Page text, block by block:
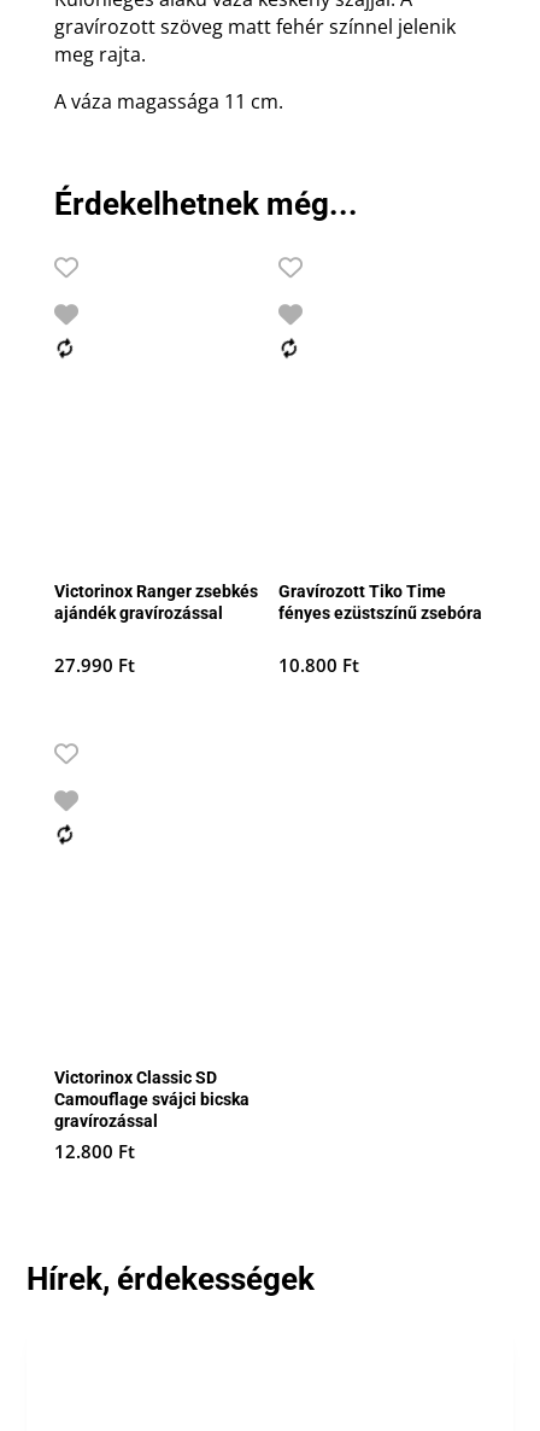
gravírozott szöveg matt fehér színnel jelenik
meg rajta.
A váza magassága 11 cm.
Érdekelhetnek még...
Victorinox Ranger zsebkés
ajándék gravírozással
27.990 Ft
Gravírozott Tiko Time
fényes ezüstszínű zsebóra
10.800 Ft
Victorinox Classic SD
Camouflage svájci bicska
gravírozással
12.800 Ft
Hírek, érdekességek